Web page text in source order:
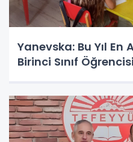
Yanevska: Bu Yıl En
Birinci Sınıf